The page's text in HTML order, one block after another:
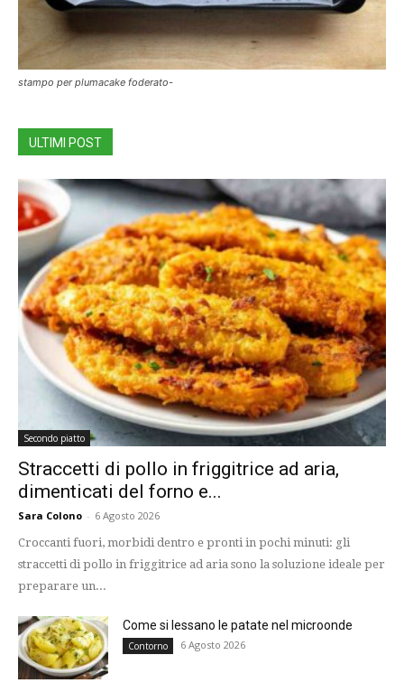
stampo per plumacake foderato-
ULTIMI POST
Secondo piatto
Straccetti di pollo in friggitrice ad aria,
dimenticati del forno e...
Sara Colono - 6 Agosto 2026
Croccanti fuori, morbidi dentro e pronti in pochi minuti: gli
straccetti di pollo in friggitrice ad aria sono la soluzione ideale per
preparare un...
Come si lessano le patate nel microonde
Contorno 6 Agosto 2026